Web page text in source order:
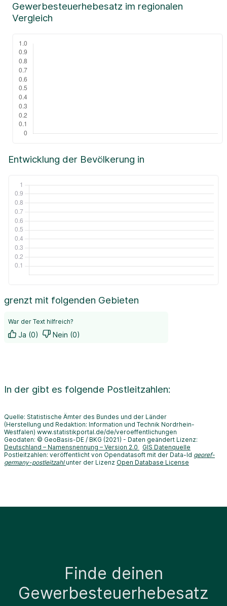
Entwicklung der Bevölkerung in
Gewerbesteuerhebesatz im regionalen
Vergleich
grenzt mit folgenden Gebieten
War der Text hilfreich?
Ja (0) Nein (0)
In der gibt es folgende Postleitzahlen:
Quelle: Statistische Ämter des Bundes und der Länder
(Herstellung und Redaktion: Information und Technik Nordrhein-
Westfalen) www.statistikportal.de/de/veroeffentlichungen
Geodaten: © GeoBasis-DE / BKG (2021) - Daten geändert Lizenz:
Deutschland – Namensnennung – Version 2.0
GIS Datenquelle
Postleitzahlen: veröffentlicht von Opendatasoft mit der Data-Id georef-
germany-postleitzahl unter der Lizenz Open Database License
Finde deinen
Gewerbesteuerhebesatz